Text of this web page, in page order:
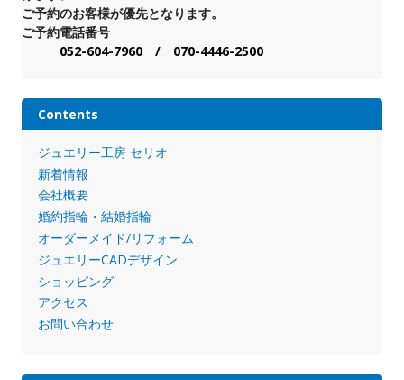
ご予約のお客様が優先となります。
ご予約電話番号
052-604-7960 / 070-4446-2500
Contents
ジュエリー工房 セリオ
新着情報
会社概要
婚約指輪・結婚指輪
オーダーメイド/リフォーム
ジュエリーCADデザイン
ショッピング
アクセス
お問い合わせ